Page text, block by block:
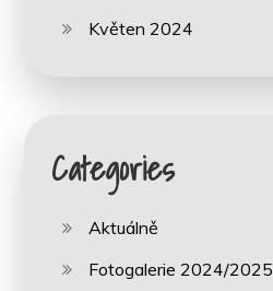
Květen 2024
Categories
Aktuálně
Fotogalerie 2024/2025